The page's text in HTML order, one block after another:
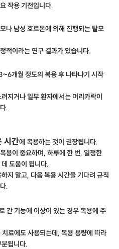
작용 기전입니다.
나 남성 호르몬에 의해 진행되는 탈모
적이라는 연구 결과가 있습니다.
개월 정도의 복용 후 나타나기 시작
지거나 일부 환자에서는 머리카락이
.
시간에 복용하는 것이 권장됩니다.
용이 중요하며, 하루에 한 번, 일정한
도움이 됩니다.
지 말고, 다음 복용 시간을 기다려 규칙
.
간 기능에 이상이 있는 경우 복용에 주
료에도 사용되는데, 복용 용량에 따라
됩니다.